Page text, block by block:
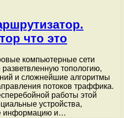
что это
компьютерные сети
топологию,
и сложнейшие алгоритмы
потоков траффика.
работы этой
устройства,
информацию и…